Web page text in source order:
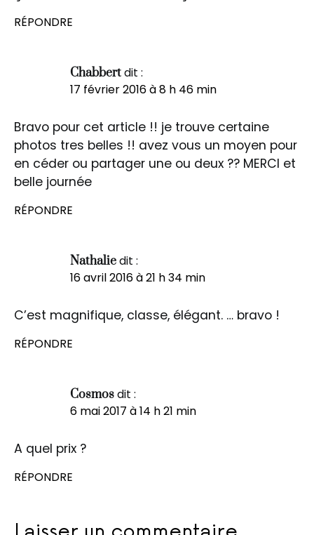
RÉPONDRE
Chabbertdit :
17 février 2016 à 8 h 46 min
Bravo pour cet article !! je trouve certaine
photos tres belles !! avez vous un moyen pour
en céder ou partager une ou deux ?? MERCI et
belle journée
RÉPONDRE
Nathaliedit :
16 avril 2016 à 21 h 34 min
C’est magnifique, classe, élégant. … bravo !
RÉPONDRE
Cosmosdit :
6 mai 2017 à 14 h 21 min
A quel prix ?
RÉPONDRE